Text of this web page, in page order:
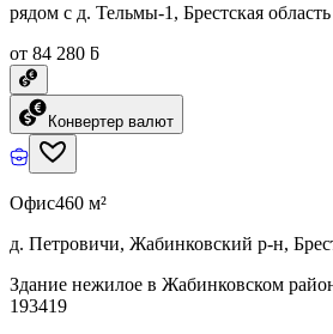
рядом с д. Тельмы-1, Брестская область
от 84 280 ƃ
Конвертер валют
Офис460 м²
д. Петровичи, Жабинковский р-н,
Здание нежилое в Жабинковском
193419